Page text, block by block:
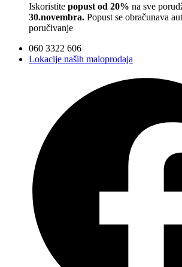
Iskoristite popust od 20% na sve
30.novembra. Popust se obračunava
poručivanje
060 3322 606
Lokacije naših maloprodaja